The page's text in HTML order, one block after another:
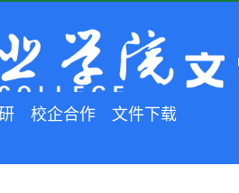
校企合作 文件下载